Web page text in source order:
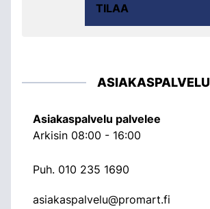
TILAA
ASIAKASPALVELU
Asiakaspalvelu palvelee
Arkisin 08:00 - 16:00
Puh. 010 235 1690
asiakaspalvelu@promart.fi